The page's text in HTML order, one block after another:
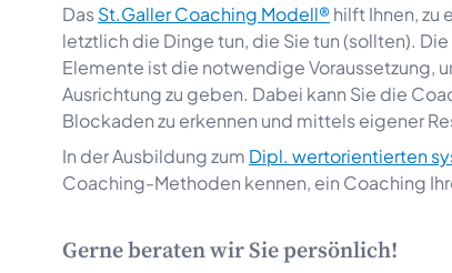
DasSt.Galler Coaching Modell®hilft Ihnen, zu
letztlich die Dinge tun, die Sie tun (sollten).
Elemente ist die notwendige Voraussetzung,
Ausrichtung zu geben. Dabei kann Sie die
Blockaden zu erkennen und mittels eigener
In der Ausbildung zum Dipl. wertorientierten
Coaching-Methoden kennen, ein Coaching
Gerne beraten wir Sie persönlich!